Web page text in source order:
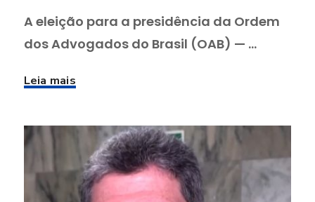
A eleição para a presidência da Ordem
dos Advogados do Brasil (OAB) — ...
Leia mais